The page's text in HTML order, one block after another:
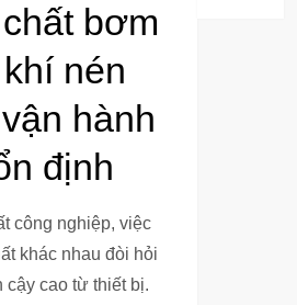
bơm
nén
hành
định
công nghiệp, việc
khác nhau đòi hỏi
cậy cao từ thiết bị.